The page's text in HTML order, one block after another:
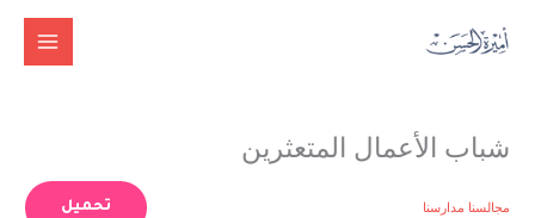
شباب الأعمال المتعثرين
مجالسنا مدارسنا تحميل